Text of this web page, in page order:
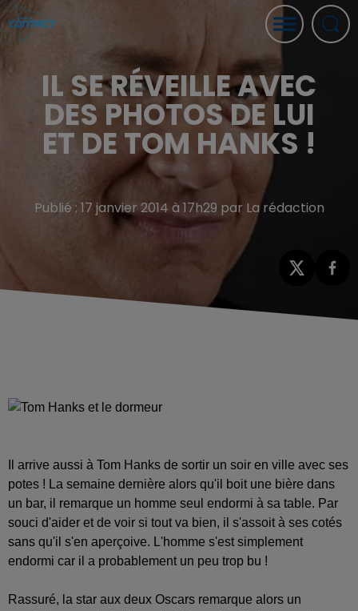
IL SE RÉVEILLE AVEC
DES PHOTOS DE LUI
ET DE TOM HANKS !
Publié : 17 janvier 2014 à 17h29 par La rédaction
Il arrive aussi à Tom Hanks de sortir un soir en ville avec ses
potes ! La semaine dernière alors qu'il boit une bière dans
un bar, il remarque un homme seul endormi à sa table. Par
souci d'aider et de voir si tout va bien, il s'assoit à ses cotés
sans qu'il s'en aperçoive. L'homme s'est simplement
endormi car il a probablement un peu trop bu !
Rassuré, la star aux deux Oscars remarque alors un